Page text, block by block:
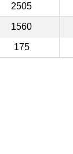
2505
1560
175